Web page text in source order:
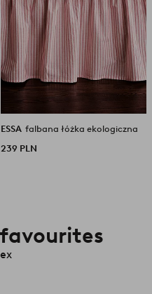
ESSA falbana łóżka ekologiczna
239 PLN